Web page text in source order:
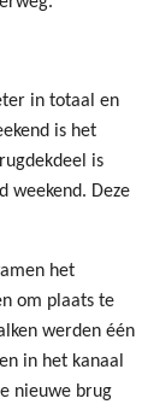
in totaal en
is het
is
weekend. Deze
het
om plaats te
werden één
in het kanaal
nieuwe brug